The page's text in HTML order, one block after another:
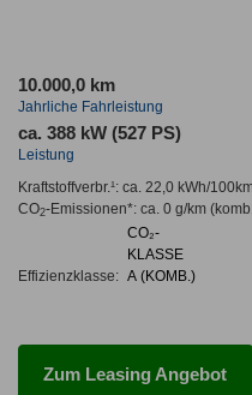
10.000,0 km
Jahrliche Fahrleistung
ca. 388 kW (527 PS)
Leistung
Kraftstoffverbr.¹: ca. 22,0 kWh/
CO2-Emissionen*: ca. 0 g/km
Effizienzklasse:
CO₂-
KLASSE
A (KOMB.)
Zum Leasing Angebot